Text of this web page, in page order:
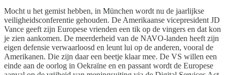
Mocht u het gemist hebben, in München wordt nu de jaarlijkse
veiligheidsconferentie gehouden. De Amerikaanse vicepresident JD
Vance geeft zijn Europese vrienden een tik op de vingers en dat kon
je zien aankomen. De meerderheid van de NAVO-landen heeft zijn
eigen defensie verwaarloosd en leunt lui op de anderen, vooral de
Amerikanen. Die zijn daar een beetje klaar mee. De VS willen een
einde aan de oorlog in Oekraïne en en passant wordt de Europese